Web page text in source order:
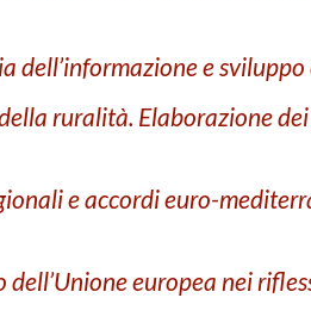
dell’informa­zione e
ruralità. Elabora­zione dei
e accordi euro-
dell’Unione europea nei